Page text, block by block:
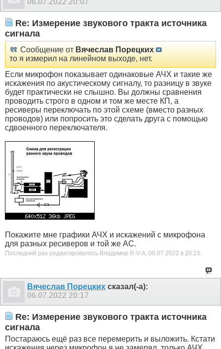
Re: Измерение звукового тракта источника
сигнала
Сообщение от Вячеслав Порецких
то я измерил на линейном выходе, нет.
Если микрофон показывает одинаковые АЧХ и такие же
искажения по акустическому сигналу, то разницу в звуке
будет практически не слышно. Вы должны сравнения
проводить строго в одном и том же месте КП, а
ресиверы переключать по этой схеме (вместо разных
проводов) или попросить это сделать друга с помощью
сдвоенного переключателя.
Покажите мне графики АЧХ и искажений с микрофона
для разных ресиверов и той же АС.
Последний раз редактировалось Владимир R-V-A; 06.07.2022 в 20:15.
Вячеслав Порецких сказал(-а):
06.07.2022 20:17
Re: Измерение звукового тракта источника
сигнала
Постараюсь ещё раз все перемерить и выложить. Кстати